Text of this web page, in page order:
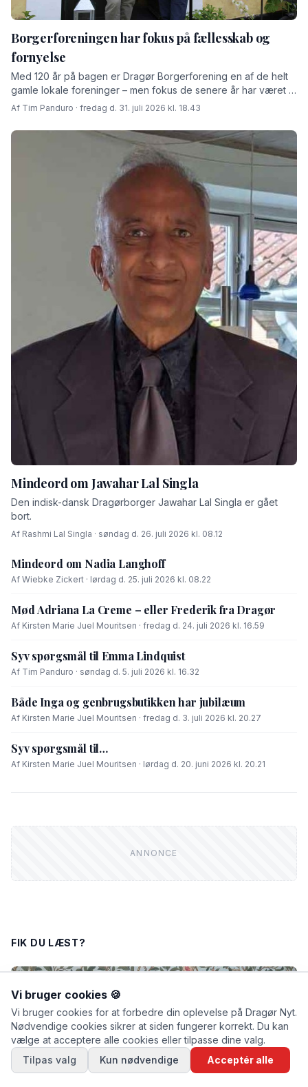
Borgerforeningen har fokus på fællesskab og
fornyelse
Med 120 år på bagen er Dragør Borgerforening en af de helt
gamle lokale foreninger – men fokus de senere år har været at
skabe rammer for fremtiden fortæller den afgåede formand
Af Tim Panduro · fredag d. 31. juli 2026 kl. 18.43
Mindeord om Jawahar Lal Singla
Den indisk-dansk Dragørborger Jawahar Lal Singla er gået
bort.
Af Rashmi Lal Singla · søndag d. 26. juli 2026 kl. 08.12
Mindeord om Nadia Langhoff
Af Wiebke Zickert · lørdag d. 25. juli 2026 kl. 08.22
Mød Adriana La Creme – eller Frederik fra Dragør
Af Kirsten Marie Juel Mouritsen · fredag d. 24. juli 2026 kl. 16.59
Syv spørgsmål til Emma Lindquist
Af Tim Panduro · søndag d. 5. juli 2026 kl. 16.32
Både Inga og genbrugsbutikken har jubilæum
Af Kirsten Marie Juel Mouritsen · fredag d. 3. juli 2026 kl. 20.27
Syv spørgsmål til…
Af Kirsten Marie Juel Mouritsen · lørdag d. 20. juni 2026 kl. 20.21
FIK DU LÆST?
Vi bruger cookies 🍪
Vi bruger cookies for at forbedre din oplevelse på Dragør Nyt.
Nødvendige cookies sikrer at siden fungerer korrekt. Du kan
vælge at acceptere alle cookies eller tilpasse dine valg.
Tilpas valg
Kun nødvendige Acceptér alle